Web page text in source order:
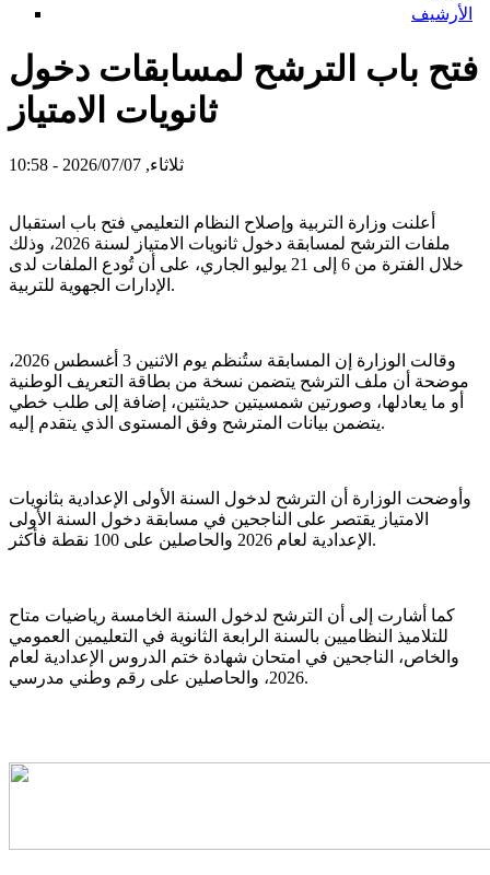
الأرشيف
فتح باب الترشح لمسابقات دخول
ثانويات الامتياز
ثلاثاء, 2026/07/07 - 10:58
أعلنت وزارة التربية وإصلاح النظام التعليمي فتح باب استقبال
ملفات الترشح لمسابقة دخول ثانويات الامتياز لسنة 2026، وذلك
خلال الفترة من 6 إلى 21 يوليو الجاري، على أن تُودع الملفات لدى
الإدارات الجهوية للتربية.
وقالت الوزارة إن المسابقة ستُنظم يوم الاثنين 3 أغسطس 2026،
موضحة أن ملف الترشح يتضمن نسخة من بطاقة التعريف الوطنية
أو ما يعادلها، وصورتين شمسيتين حديثتين، إضافة إلى طلب خطي
يتضمن بيانات المترشح وفق المستوى الذي يتقدم إليه.
وأوضحت الوزارة أن الترشح لدخول السنة الأولى الإعدادية بثانويات
الامتياز يقتصر على الناجحين في مسابقة دخول السنة الأولى
الإعدادية لعام 2026 والحاصلين على 100 نقطة فأكثر.
كما أشارت إلى أن الترشح لدخول السنة الخامسة رياضيات متاح
للتلاميذ النظاميين بالسنة الرابعة الثانوية في التعليمين العمومي
والخاص، الناجحين في امتحان شهادة ختم الدروس الإعدادية لعام
2026، والحاصلين على رقم وطني مدرسي.